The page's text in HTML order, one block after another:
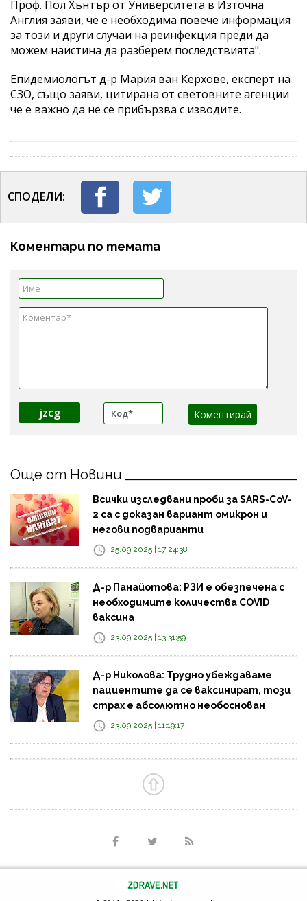
Проф. Пол Хънтър от Университета в Източна
Англия заяви, че е необходима повече информация
за този и други случаи на реинфекция преди да
можем наистина да разберем последствията".
Епидемиологът д-р Мария ван Керхове, експерт на
СЗО, също заяви, цитирана от световните агенции
че е важно да не се прибързва с изводите.
СПОДЕЛИ:
Коментари по темата
jzcg
Още от Новини
Всички изследвани проби за SARS-CoV-
2 са с доказан вариант омикрон и
негови подварианти
25.09.2025 | 17:24:38
Д-р Панайотова: РЗИ е обезпечена с
необходимите количества COVID
ваксина
23.09.2025 | 13:31:59
Д-р Николова: Трудно убеждаваме
пациентите да се ваксинират, този
страх е абсолютно необоснован
23.09.2025 | 11:19:17